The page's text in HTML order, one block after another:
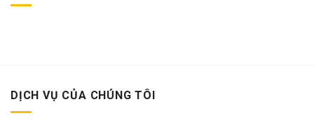
DỊCH VỤ CỦA CHÚNG TÔI